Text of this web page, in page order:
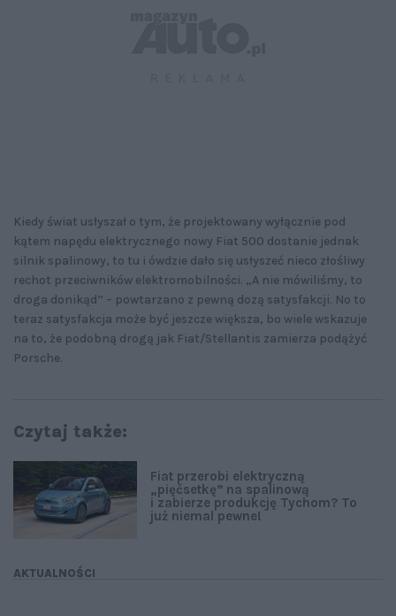
Kiedy świat usłyszał o tym, że projektowany wyłącznie pod
kątem napędu elektrycznego nowy Fiat 500 dostanie jednak
silnik spalinowy, to tu i ówdzie dało się usłyszeć nieco złośliwy
rechot przeciwników elektromobilności. „A nie mówiliśmy, to
droga donikąd” – powtarzano z pewną dozą satysfakcji. No to
teraz satysfakcja może być jeszcze większa, bo wiele wskazuje
na to, że podobną drogą jak Fiat/Stellantis zamierza podążyć
Porsche.
Czytaj także:
AKTUALNOŚCI
Fiat przerobi elektryczną
„pięćsetkę” na spalinową
i zabierze produkcję Tychom? To
już niemal pewne!